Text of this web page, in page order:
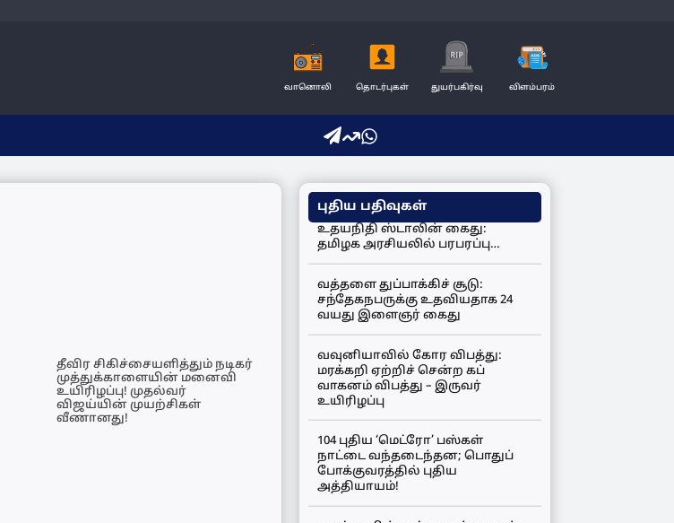
வானொலி தொடர்புகள் துயர்பகிர்வு விளம்பரம்
தீவிர சிகிச்சையளித்தும் நடிகர்
முத்துக்காளையின் மனைவி
உயிரிழப்பு! முதல்வர்
விஜய்யின் முயற்சிகள்
வீணானது!
புதிய பதிவுகள்
உதயநிதி ஸ்டாலின் கைது:
தமிழக அரசியலில் பரபரப்பு…
வத்தளை துப்பாக்கிச் சூடு:
சந்தேகநபருக்கு உதவியதாக 24
வயது இளைஞர் கைது
வவுனியாவில் கோர விபத்து:
மரக்கறி ஏற்றிச் சென்ற கப்
வாகனம் விபத்து – இருவர்
உயிரிழப்பு
104 புதிய ‘மெட்ரோ’ பஸ்கள்
நாட்டை வந்தடைந்தன; பொதுப்
போக்குவரத்தில் புதிய
அத்தியாயம்!